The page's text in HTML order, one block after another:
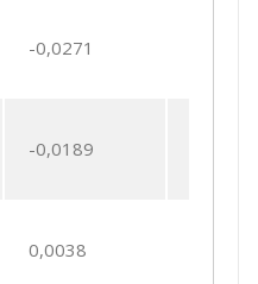
-0,0271
-0,0189
0,0038